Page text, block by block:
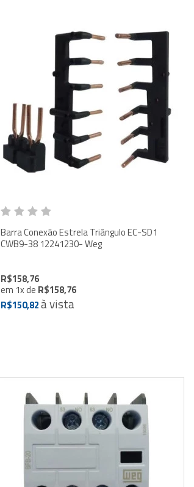
Barra Conexão Estrela Triângulo EC-SD1
CWB9-38 12241230- Weg
R$158,76
em 1xde R$158,76
R$150,82à vista